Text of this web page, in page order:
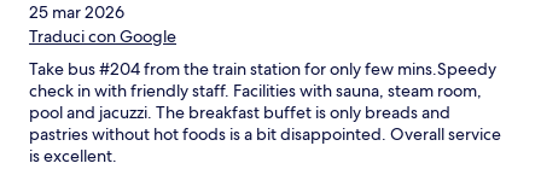
25 mar 2026
Traduci con Google
Take bus #204 from the train station for only few mins.Speedy
check in with friendly staff. Facilities with sauna, steam room,
pool and jacuzzi. The breakfast buffet is only breads and
pastries without hot foods is a bit disappointed. Overall service
is excellent.